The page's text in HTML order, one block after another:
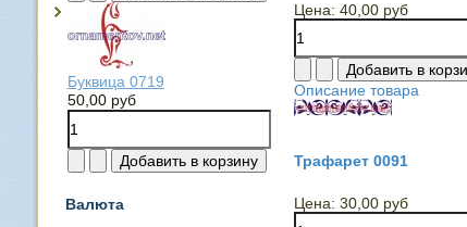
Буквица 0719
50,00 руб
Валюта
Цена: 40,00 руб
Описание товара
Трафарет 0091
Цена: 30,00 руб